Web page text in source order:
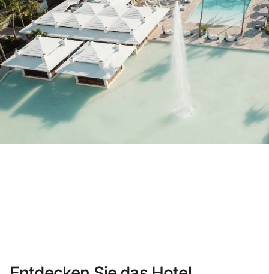
Sie haben sich noch nicht registriert ?
Konto anlegen
Genießen Sie die Vorteile als Mitglied bei
Bester Preis garantiert